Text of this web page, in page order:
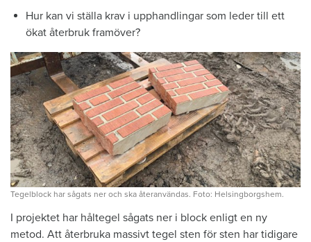
Hur kan vi ställa krav i upphandlingar som leder till ett
ökat återbruk framöver?
Tegelblock har sågats ner och ska återanvändas. Foto: Helsingborgshem.
I projektet har håltegel sågats ner i block enligt en ny
metod. Att återbruka massivt tegel sten för sten har tidigare